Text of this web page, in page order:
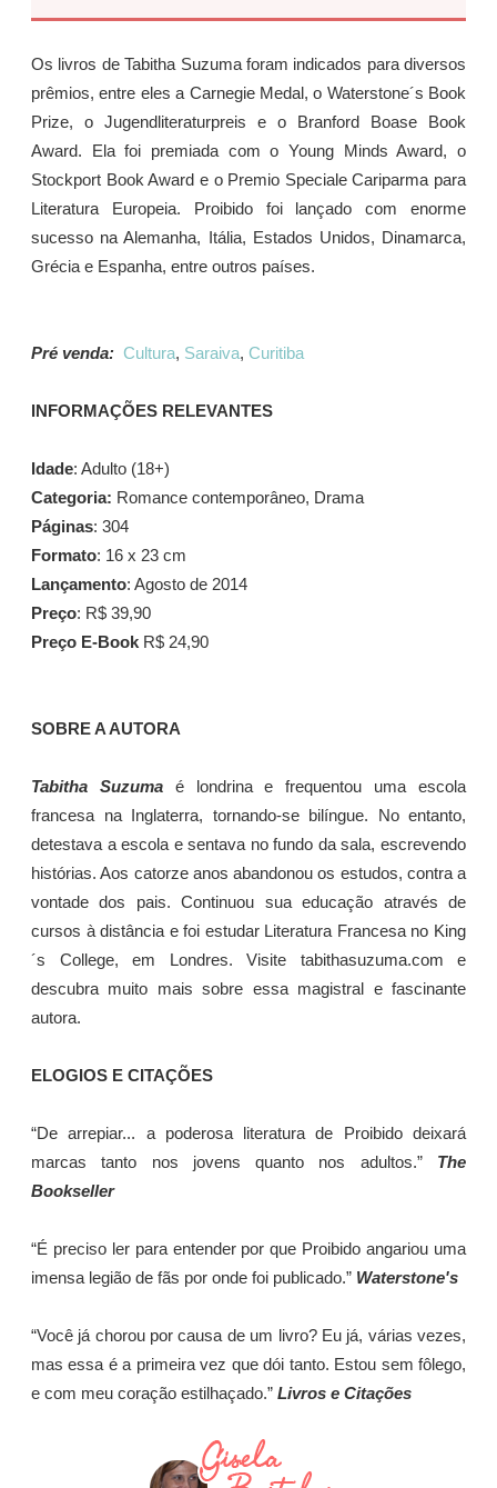
Os livros de Tabitha Suzuma foram indicados para diversos
prêmios, entre eles a Carnegie Medal, o Waterstone´s Book
Prize, o Jugendliteraturpreis e o Branford Boase Book
Award. Ela foi premiada com o Young Minds Award, o
Stockport Book Award e o Premio Speciale Cariparma para
Literatura Europeia. Proibido foi lançado com enorme
sucesso na Alemanha, Itália, Estados Unidos, Dinamarca,
Grécia e Espanha, entre outros países.
Pré venda: Cultura, Saraiva, Curitiba
INFORMAÇÕES RELEVANTES
Idade: Adulto (18+)
Categoria: Romance contemporâneo, Drama
Páginas: 304
Formato: 16 x 23 cm
Lançamento: Agosto de 2014
Preço: R$ 39,90
Preço E-Book R$ 24,90
SOBRE A AUTORA
Tabitha Suzumaé londrina e frequentou uma escola
francesa na Inglaterra, tornando-se bilíngue. No entanto,
detestava a escola e sentava no fundo da sala, escrevendo
histórias. Aos catorze anos abandonou os estudos, contra a
vontade dos pais. Continuou sua educação através de
cursos à distância e foi estudar Literatura Francesa no King
´s College, em Londres. Visite tabithasuzuma.com e
descubra muito mais sobre essa magistral e fascinante
autora.
ELOGIOS E CITAÇÕES
“De arrepiar... a poderosa literatura de Proibido deixará
marcas tanto nos jovens quanto nos adultos.” The
Bookseller
“É preciso ler para entender por que Proibido angariou uma
imensa legião de fãs por onde foi publicado.” Waterstone's
“Você já chorou por causa de um livro? Eu já, várias vezes,
mas essa é a primeira vez que dói tanto. Estou sem fôlego,
e com meu coração estilhaçado.” Livros e Citações